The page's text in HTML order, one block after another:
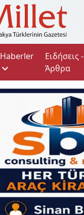
Haberler
Ειδήσεις -
Άρθρα